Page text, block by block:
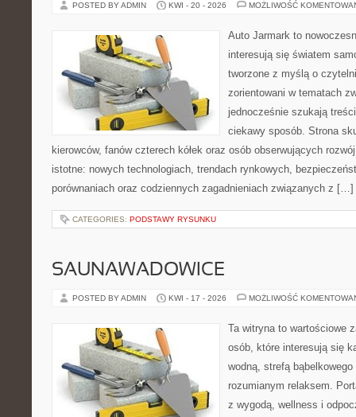
POSTED BY ADMIN KWI - 20 - 2026 MOŻLIWOŚĆ
Auto Jarmark to
interesują się światem
tworzone z myślą o
zorientowani w tematach
jednocześnie szukają
ciekawy sposób. Strona
kierowców, fanów czterech kółek oraz osób obserwujących
istotne: nowych technologiach, trendach rynkowych,
porównaniach oraz codziennych zagadnieniach związanych z […]
CATEGORIES: PODSTAWY RYSUNKU
SAUNAWADOWICE
POSTED BY ADMIN KWI - 17 - 2026 MOŻLIWOŚĆ
Ta witryna to wartościowe
osób, które interesują się
wodną, strefą
rozumianym relaksem.
z wygodą, wellness i